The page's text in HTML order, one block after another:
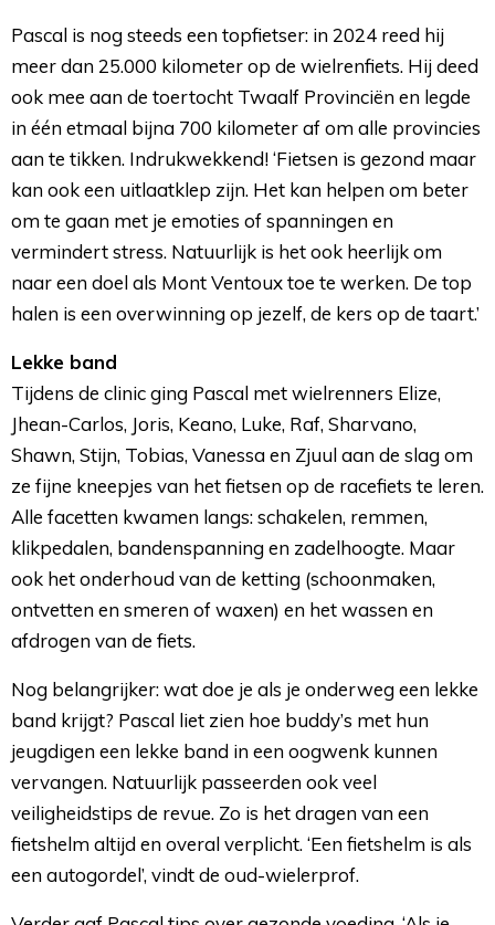
Pascal is nog steeds een topfietser: in 2024 reed hij
meer dan 25.000 kilometer op de wielrenfiets. Hij deed
ook mee aan de toertocht Twaalf Provinciën en legde
in één etmaal bijna 700 kilometer af om alle provincies
aan te tikken. Indrukwekkend! ‘Fietsen is gezond maar
kan ook een uitlaatklep zijn. Het kan helpen om beter
om te gaan met je emoties of spanningen en
vermindert stress. Natuurlijk is het ook heerlijk om
naar een doel als Mont Ventoux toe te werken. De top
halen is een overwinning op jezelf, de kers op de taart.’
Lekke band
Tijdens de clinic ging Pascal met wielrenners Elize,
Jhean-Carlos, Joris, Keano, Luke, Raf, Sharvano,
Shawn, Stijn, Tobias, Vanessa en Zjuul aan de slag om
ze fijne kneepjes van het fietsen op de racefiets te leren.
Alle facetten kwamen langs: schakelen, remmen,
klikpedalen, bandenspanning en zadelhoogte. Maar
ook het onderhoud van de ketting (schoonmaken,
ontvetten en smeren of waxen) en het wassen en
afdrogen van de fiets.
Nog belangrijker: wat doe je als je onderweg een lekke
band krijgt? Pascal liet zien hoe buddy’s met hun
jeugdigen een lekke band in een oogwenk kunnen
vervangen. Natuurlijk passeerden ook veel
veiligheidstips de revue. Zo is het dragen van een
fietshelm altijd en overal verplicht. ‘Een fietshelm is als
een autogordel’, vindt de oud-wielerprof.